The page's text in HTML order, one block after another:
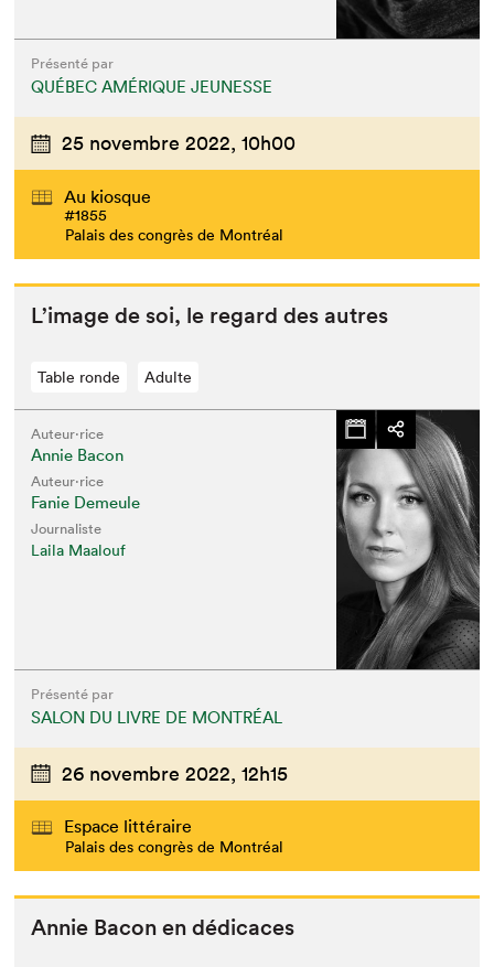
Présenté par
QUÉBEC AMÉRIQUE JEUNESSE
25 novembre 2022, 10h00
Au kiosque
#1855
Palais des congrès de Montréal
L’im­age de soi, le regard des autres
Table ronde Adulte
Auteur·rice
Annie Bacon
Auteur·rice
Fanie Demeule
Journaliste
Laila Maalouf
Présenté par
SALON DU LIVRE DE MONTRÉAL
26 novembre 2022, 12h15
Espace littéraire
Palais des congrès de Montréal
Annie Bacon en dédicaces